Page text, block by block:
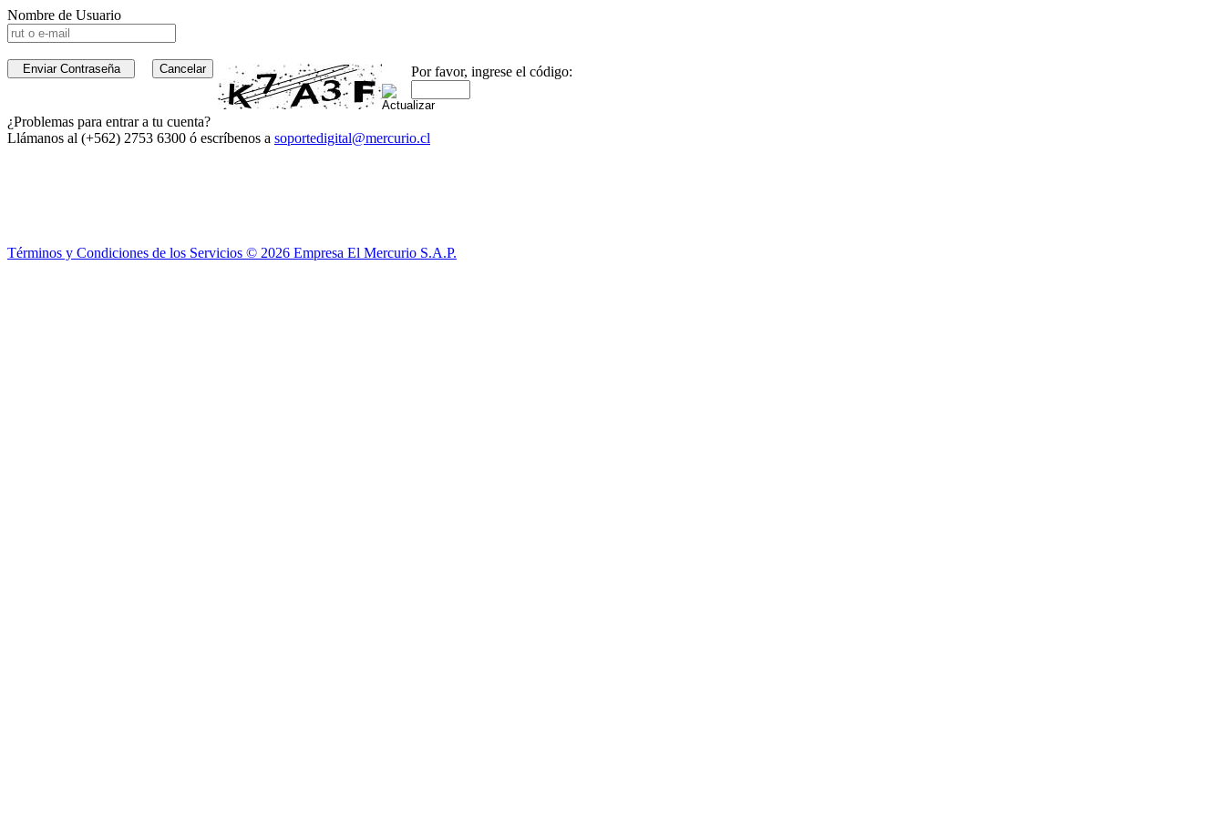
Nombre de Usuario
Por favor, ingrese el código:
¿Problemas para entrar a tu cuenta?
Llámanos al (+562) 2753 6300 ó escríbenos a soportedigital@mercurio.cl
Términos y Condiciones de los Servicios © 2026 Empresa El Mercurio S.A.P.